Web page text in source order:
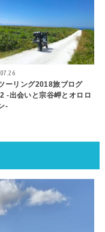
ーリング2018旅ブログ
-出会いと宗谷岬とオロロ
-